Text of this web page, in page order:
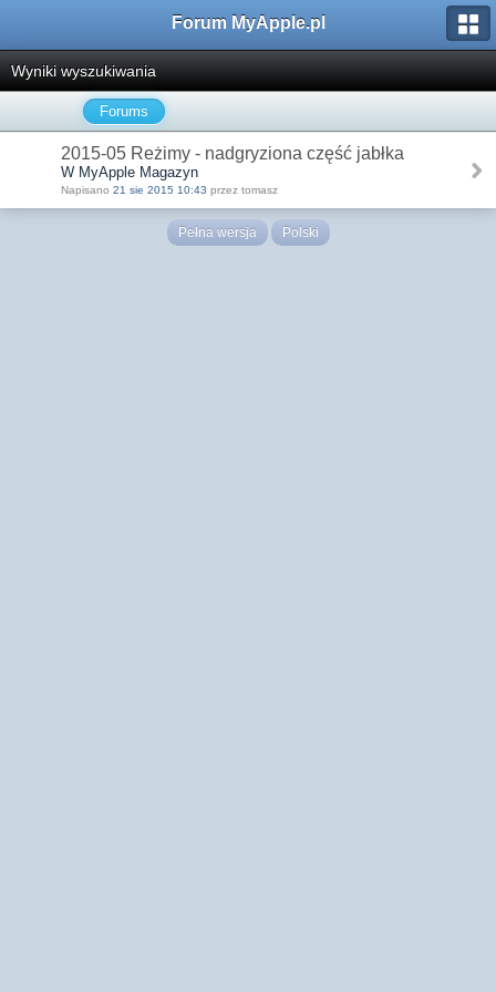
Forum MyApple.pl
Wyniki wyszukiwania
Forums
2015-05 Reżimy - nadgryziona część jabłka
W MyApple Magazyn
Napisano 21 sie 2015 10:43 przez tomasz
Pełna wersja Polski